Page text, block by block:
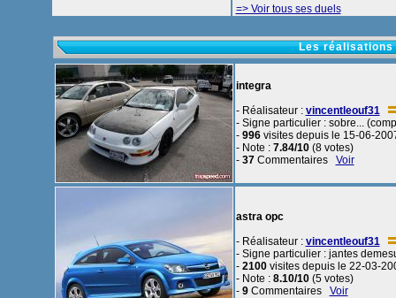
=> Voir tous ses duels
Les réalisations
integra
- Réalisateur : vincentleouf31
- Signe particulier : sobre...
- 996visites depuis le 15-06-
- Note : 7.84/10(8 votes)
- 37Commentaires Voir
astra opc
- Réalisateur : vincentleouf31
- Signe particulier : jantes
- 2100visites depuis le 22-03-
- Note : 8.10/10(5 votes)
- 9Commentaires Voir